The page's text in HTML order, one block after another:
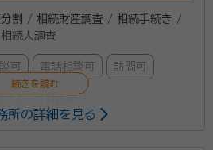
割 / 相続財産調査 / 相続手続き /
続人調査
可 電話相談可 訪問可
所の詳細を見る